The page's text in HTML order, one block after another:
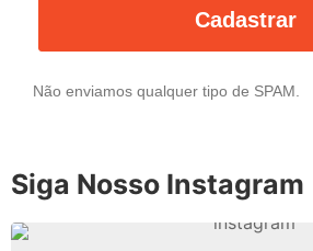
Cadastrar
Não enviamos qualquer tipo de SPAM.
Siga Nosso Instagram